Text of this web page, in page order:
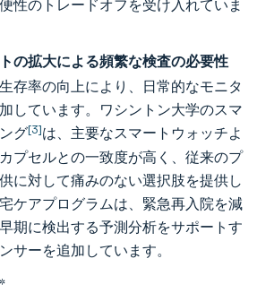
性のトレードオフを受け入れていま
の拡大による頻繁な検査の必要性
存率の向上により、日常的なモニタ
しています。ワシントン大学のスマ
グ[3]は、主要なスマートウォッチよ
プセルとの一致度が高く、従来のプ
に対して痛みのない選択肢を提供し
ケアプログラムは、緊急再入院を減
期に検出する予測分析をサポートす
サーを追加しています。
*